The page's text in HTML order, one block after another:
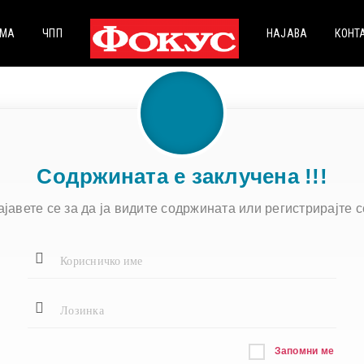
ЧПП НАЈАВА
Содржината е заклучена !!!
се за да ја видите содржината или регистрирајте
Запомни ме